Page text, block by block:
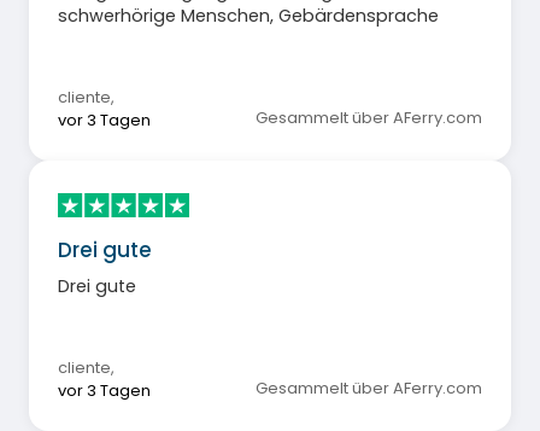
schwerhörige Menschen, Gebärdensprache
cliente,
vor 3 Tagen
Gesammelt über AFerry.com
Drei gute
Drei gute
cliente,
vor 3 Tagen
Gesammelt über AFerry.com